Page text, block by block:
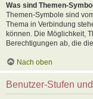
Was sind Themen-
Themen-Symbole sind
Thema in Verbindung
können. Die Möglichkeit,
Berechtigungen ab, die
Nach oben
Benutzer-Stufen